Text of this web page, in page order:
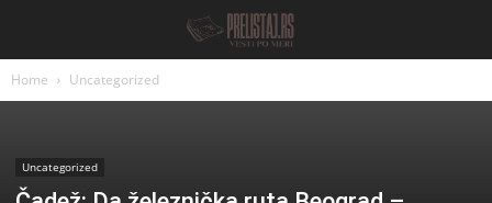
Home Uncategorized
Uncategorized